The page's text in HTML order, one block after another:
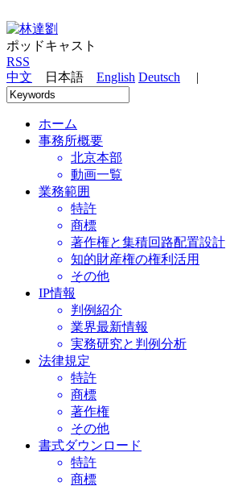
ポッドキャスト
RSS
中文 日本語 English Deutsch |
ホーム
事務所概要
北京本部
動画一覧
業務範囲
特許
商標
著作権と集積回路配置設計
知的財産権の権利活用
その他
IP情報
判例紹介
業界最新情報
実務研究と判例分析
法律規定
特許
商標
著作権
その他
書式ダウンロード
特許
商標